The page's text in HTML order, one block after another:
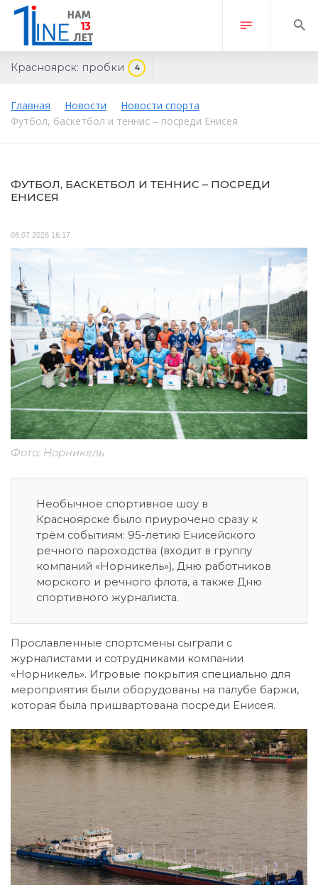
Красноярск: пробки 4
Главная Новости
Новости спорта
Футбол, баскетбол и теннис – посреди Енисея
ФУТБОЛ, БАСКЕТБОЛ И ТЕННИС – ПОСРЕДИ
ЕНИСЕЯ
08.07.2026 16:17
Фото: Норникель
Необычное спортивное шоу в
Красноярске было приурочено сразу к
трём событиям: 95-летию Енисейского
речного пароходства (входит в группу
компаний «Норникель»), Дню работников
морского и речного флота, а также Дню
спортивного журналиста.
Прославленные спортсмены сыграли с
журналистами и сотрудниками компании
«Норникель». Игровые покрытия специально для
мероприятия были оборудованы на палубе баржи,
которая была пришвартована посреди Енисея.